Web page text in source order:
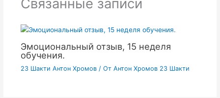
Эмоциональный отзыв, 15 неделя
обучения.
23 Шакти Антон Хромов/ От Антон Хромов 23 Шакти